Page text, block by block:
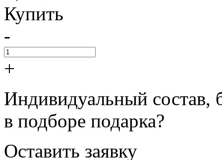
Купить
-
+
Индивидуальный состав,
в подборе подарка?
Оставить заявку